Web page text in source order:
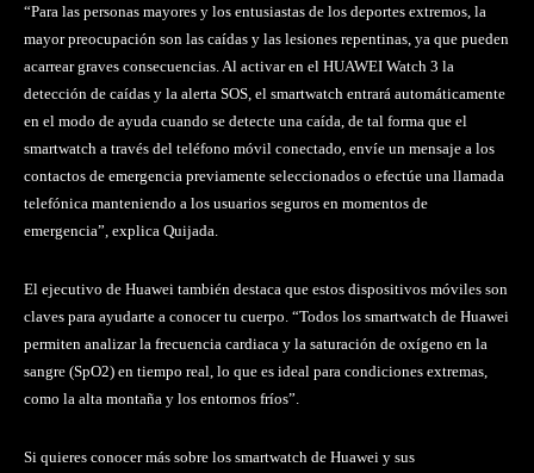
“Para las personas mayores y los entusiastas de los deportes extremos, la
mayor preocupación son las caídas y las lesiones repentinas, ya que pueden
acarrear graves consecuencias. Al activar en el HUAWEI Watch 3 la
detección de caídas y la alerta SOS, el smartwatch entrará automáticamente
en el modo de ayuda cuando se detecte una caída, de tal forma que el
smartwatch a través del teléfono móvil conectado, envíe un mensaje a los
contactos de emergencia previamente seleccionados o efectúe una llamada
telefónica manteniendo a los usuarios seguros en momentos de
emergencia”, explica Quijada.
El ejecutivo de Huawei también destaca que estos dispositivos móviles son
claves para ayudarte a conocer tu cuerpo. “Todos los smartwatch de Huawei
permiten analizar la frecuencia cardiaca y la saturación de oxígeno en la
sangre (SpO2) en tiempo real, lo que es ideal para condiciones extremas,
como la alta montaña y los entornos fríos”.
Si quieres conocer más sobre los smartwatch de Huawei y sus